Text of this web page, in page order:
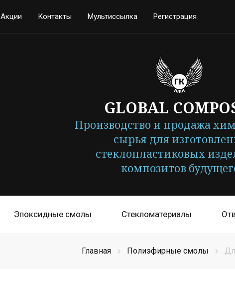
Акции Контакты Мультиссылка Регистрация
GLOBAL
Производство и продажа
сырья для
стеклопластиковых
композитов
Эпоксидные смолы Стекломатериалы
Главная Полиэфирные смолы